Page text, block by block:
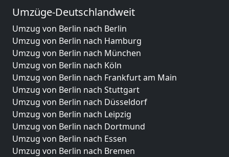
Umzüge-Deutschlandweit
Umzug von Berlin nach Berlin
Umzug von Berlin nach Hamburg
Umzug von Berlin nach München
Umzug von Berlin nach Köln
Umzug von Berlin nach Frankfurt am Main
Umzug von Berlin nach Stuttgart
Umzug von Berlin nach Düsseldorf
Umzug von Berlin nach Leipzig
Umzug von Berlin nach Dortmund
Umzug von Berlin nach Essen
Umzug von Berlin nach Bremen